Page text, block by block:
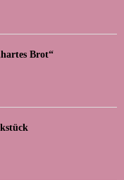
Brot“